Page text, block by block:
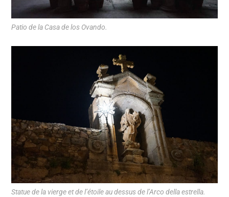
Patio de la Casa de los Ovando.
Statue de la vierge et de l’étoile au dessus de l’Arco della estrella.